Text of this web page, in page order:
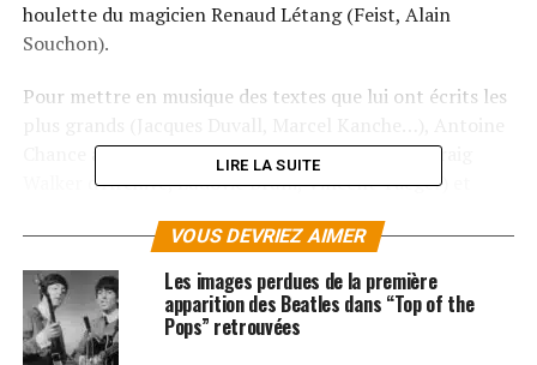
houlette du magicien Renaud Létang (Feist, Alain
Souchon).
Pour mettre en musique des textes que lui ont écrits les
Chance a réuni une belle famille de musiciens (Craig
Walker d’Archive, Ludovic Bruni, Vincent Taeger) et
France d’Alain Chamfortà l’Angleterre deColdplay.
Soit dix chansons à la mélancolie douce et la poésie
désarmante, portées par des mélodies attachantes.
Après un succès fou en Belgique, la révélation belge
LIRE LA SUITE
VOUS DEVRIEZ AIMER
Les images perdues de la première
apparition des Beatles dans “Top of the
Pops” retrouvées